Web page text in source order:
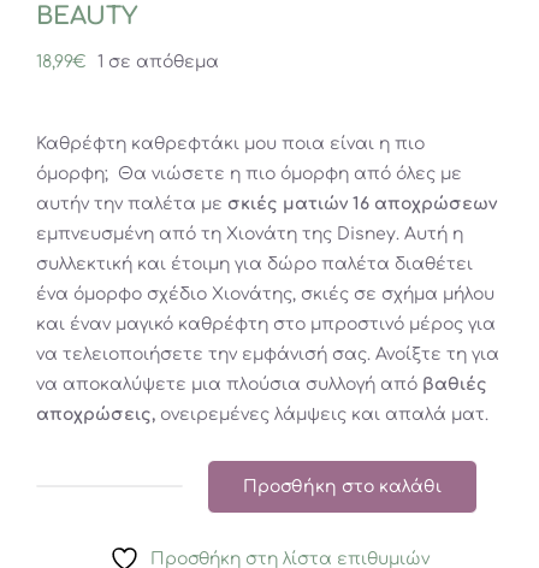
BEAUTY
18,99€ 1 σε απόθεμα
Καθρέφτη καθρεφτάκι μου ποια είναι η πιο
όμορφη; Θα νιώσετε η πιο όμορφη από όλες με
αυτήν την παλέτα με σκιές ματιών 16 αποχρώσεων
εμπνευσμένη από τη Χιονάτη της Disney. Αυτή η
συλλεκτική και έτοιμη για δώρο παλέτα διαθέτει
ένα όμορφο σχέδιο Χιονάτης, σκιές σε σχήμα μήλου
και έναν μαγικό καθρέφτη στο μπροστινό μέρος για
να τελειοποιήσετε την εμφάνισή σας. Ανοίξτε τη για
να αποκαλύψετε μια πλούσια συλλογή από βαθιές
αποχρώσεις, ονειρεμένες λάμψεις και απαλά ματ.
ΧΙΟΝΑΤΗ
Προσθήκη στο καλάθι
Προσθήκη στη λίστα επιθυμιών